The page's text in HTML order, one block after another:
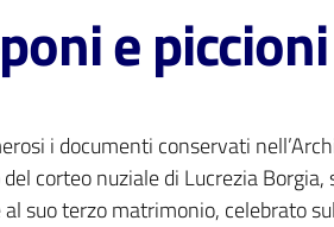
e
i documenti conservati
corteo nuziale di Lucrezia
al suo terzo matrimonio, celebrato